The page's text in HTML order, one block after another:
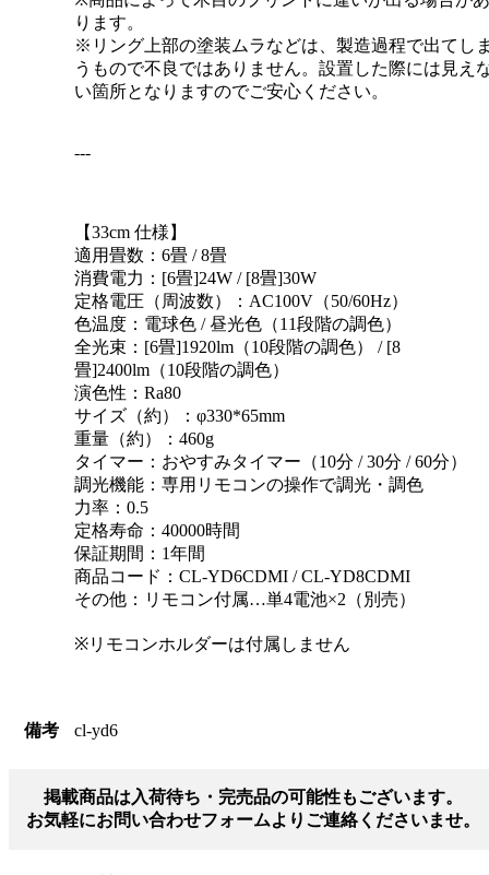
ります。
※リング上部の塗装ムラなどは、製造過程で出てし
うもので不良ではありません。設置した際には見え
い箇所となりますのでご安心ください。
---
【33cm 仕様】
適用畳数：6畳 / 8畳
消費電力：[6畳]24W / [8畳]30W
定格電圧（周波数）：AC100V（50/60Hz）
色温度：電球色 / 昼光色（11段階の調色）
全光束：[6畳]1920lm（10段階の調色） / [8
畳]2400lm（10段階の調色）
演色性：Ra80
サイズ（約）：φ330*65mm
重量（約）：460g
タイマー：おやすみタイマー（10分 / 30分 / 60分）
調光機能：専用リモコンの操作で調光・調色
力率：0.5
定格寿命：40000時間
保証期間：1年間
商品コード：CL-YD6CDMI / CL-YD8CDMI
その他：リモコン付属…単4電池×2（別売）
※リモコンホルダーは付属しません
備考 cl-yd6
掲載商品は入荷待ち・完売品の可能性もございます。
お気軽にお問い合わせフォームよりご連絡くださいませ。